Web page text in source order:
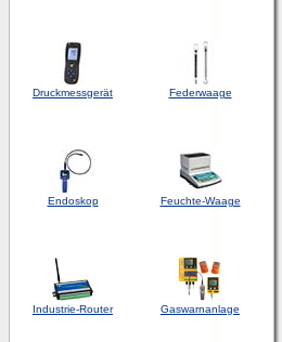
Druckmessgerät Federwaage
Endoskop Feuchte-Waage
Industrie-Router Gaswarnanlage